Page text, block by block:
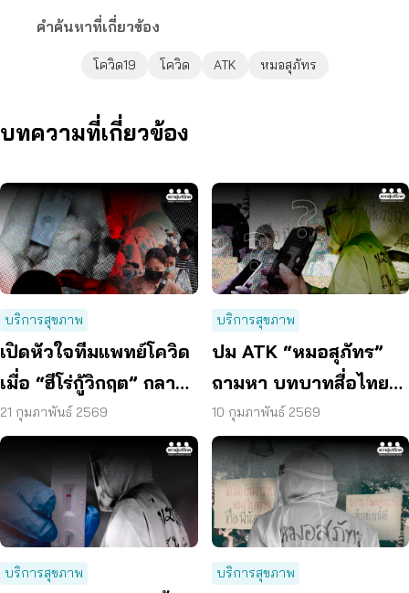
คำค้นหาที่เกี่ยวข้อง
โควิด19 โควิด ATK หมอสุภัทร
บทความที่เกี่ยวข้อง
บริการสุขภาพ
เปิดหัวใจทีมแพทย์โควิด
เมื่อ “ฮีโร่กู้วิกฤต” กลาย
เป็น “จำเลย” ในระบบ
ระเบียบ
21 กุมภาพันธ์ 2569
บริการสุขภาพ
ปม ATK “หมอสุภัทร”
ถามหา บทบาทสื่อไทย
ท่ามกลางความขัดแย้ง
10 กุมภาพันธ์ 2569
บริการสุขภาพ บริการสุขภาพ